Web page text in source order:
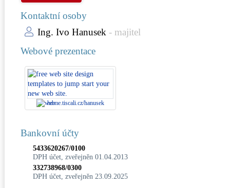
Kontaktní osoby
Ing. Ivo Hanusek - majitel
Webové prezentace
home.tiscali.cz/hanusek
Bankovní účty
5433620267/0100
DPH účet, zveřejněn 01.04.2013
332738968/0300
DPH účet, zveřejněn 23.09.2025